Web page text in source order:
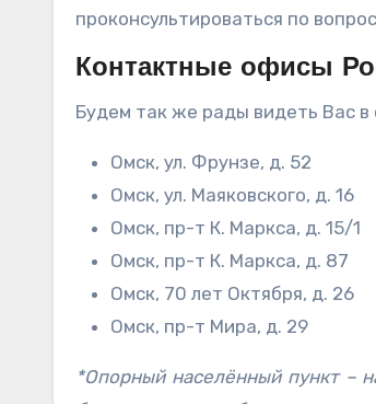
проконсультироваться по
Контактные офисы
Будем так же рады видеть Вас в
Омск, ул. Фрунзе, д. 52
Омск, ул. Маяковского, д. 16
Омск, пр-т К. Маркса, д. 15/1
Омск, пр-т К. Маркса, д. 87
Омск, 70 лет Октября, д. 26
Омск, пр-т Мира, д. 29
*Опорный населённый пункт –